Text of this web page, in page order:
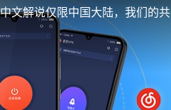
文解说仅限中国大陆，我们的共